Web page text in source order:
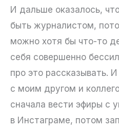
И дальше оказалось,
быть журналистом,
можно хотя бы что-то
себя совершенно
про это рассказывать.
с моим другом и
сначала вести эфиры с
в Инстаграме, потом